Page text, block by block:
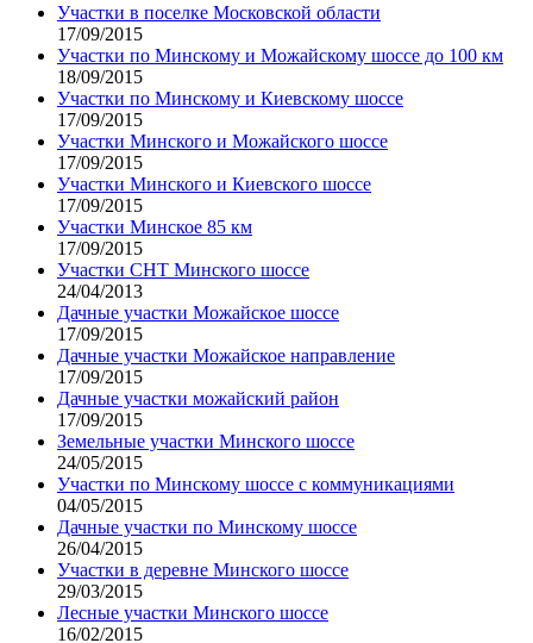
Участки в поселке Московской области
17/09/2015
Участки по Минскому и Можайскому шоссе до 100 км
18/09/2015
Участки по Минскому и Киевскому шоссе
17/09/2015
Участки Минского и Можайского шоссе
17/09/2015
Участки Минского и Киевского шоссе
17/09/2015
Участки Минское 85 км
17/09/2015
Участки СНТ Минского шоссе
24/04/2013
Дачные участки Можайское шоссе
17/09/2015
Дачные участки Можайское направление
17/09/2015
Дачные участки можайский район
17/09/2015
Земельные участки Минского шоссе
24/05/2015
Участки по Минскому шоссе с коммуникациями
04/05/2015
Дачные участки по Минскому шоссе
26/04/2015
Участки в деревне Минского шоссе
29/03/2015
Лесные участки Минского шоссе
16/02/2015